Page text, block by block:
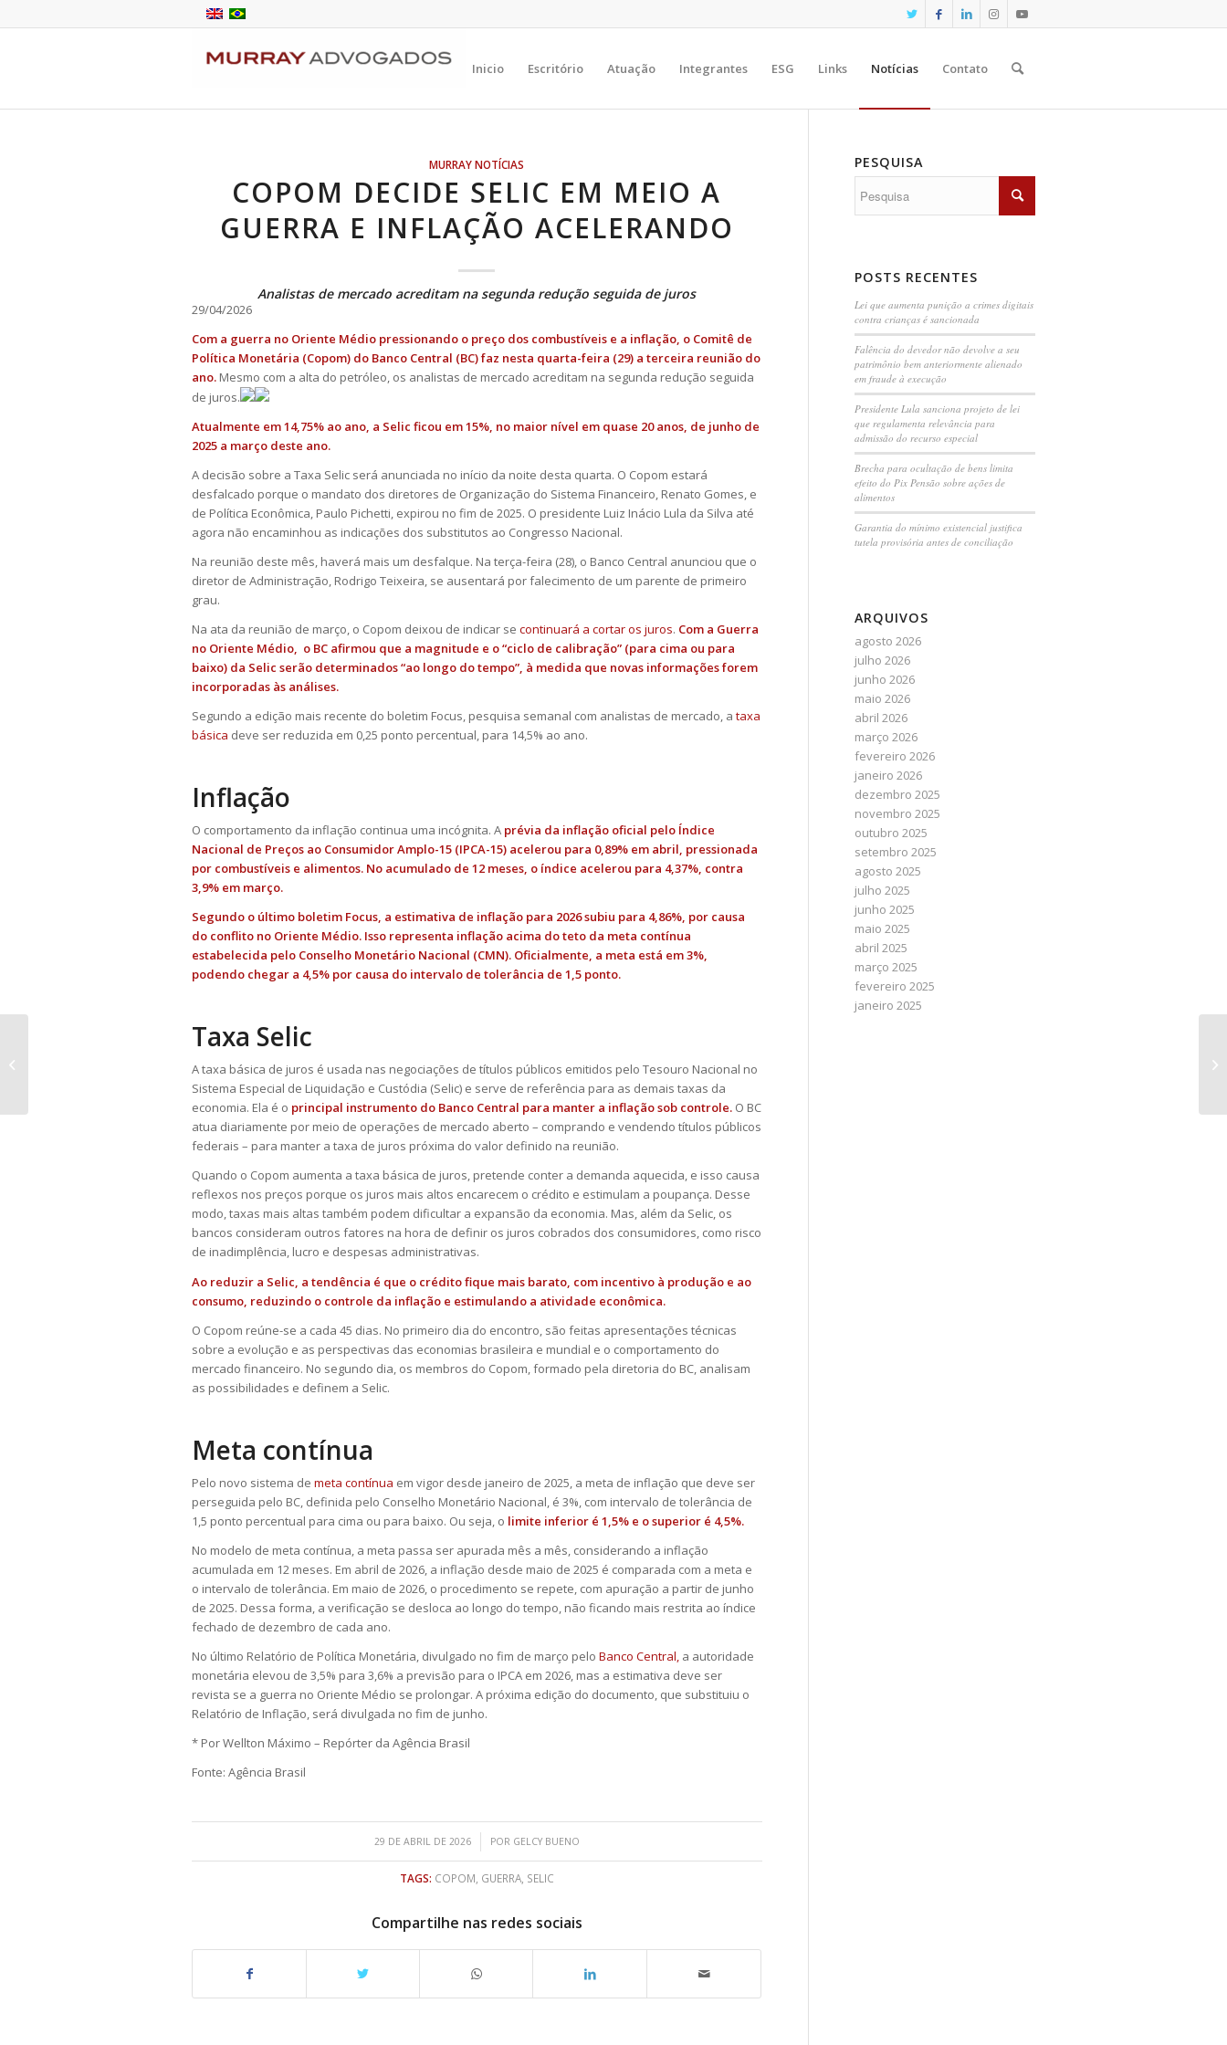
Inicio Escritório Atuação Integrantes ESG Links Notícias Contato
MURRAY NOTÍCIAS
COPOM DECIDE SELIC EM MEIO A
GUERRA E INFLAÇÃO ACELERANDO
Analistas de mercado acreditam na segunda redução seguida de juros
29/04/2026
Com a guerra no Oriente Médio pressionando o preço dos combustíveis e a inflação, o Comitê de
Política Monetária (Copom) do Banco Central (BC) faz nesta quarta-feira (29) a terceira reunião do
ano. Mesmo com a alta do petróleo, os analistas de mercado acreditam na segunda redução seguida
de juros.
Atualmente em 14,75% ao ano, a Selic ficou em 15%, no maior nível em quase 20 anos, de junho de
2025 a março deste ano.
A decisão sobre a Taxa Selic será anunciada no início da noite desta quarta. O Copom estará
desfalcado porque o mandato dos diretores de Organização do Sistema Financeiro, Renato Gomes, e
de Política Econômica, Paulo Pichetti, expirou no fim de 2025. O presidente Luiz Inácio Lula da Silva até
agora não encaminhou as indicações dos substitutos ao Congresso Nacional.
Na reunião deste mês, haverá mais um desfalque. Na terça-feira (28), o Banco Central anunciou que o
diretor de Administração, Rodrigo Teixeira, se ausentará por falecimento de um parente de primeiro
grau.
Na ata da reunião de março, o Copom deixou de indicar se continuará a cortar os juros. Com a Guerra
no Oriente Médio, o BC afirmou que a magnitude e o “ciclo de calibração” (para cima ou para
baixo) da Selic serão determinados “ao longo do tempo”, à medida que novas informações forem
incorporadas às análises.
Segundo a edição mais recente do boletim Focus, pesquisa semanal com analistas de mercado, a taxa
básica deve ser reduzida em 0,25 ponto percentual, para 14,5% ao ano.
Inflação
O comportamento da inflação continua uma incógnita. A prévia da inflação oficial pelo Índice
Nacional de Preços ao Consumidor Amplo-15 (IPCA-15) acelerou para 0,89% em abril, pressionada
por combustíveis e alimentos. No acumulado de 12 meses, o índice acelerou para 4,37%, contra
3,9% em março.
Segundo o último boletim Focus, a estimativa de inflação para 2026 subiu para 4,86%, por causa
do conflito no Oriente Médio. Isso representa inflação acima do teto da meta contínua
estabelecida pelo Conselho Monetário Nacional (CMN). Oficialmente, a meta está em 3%,
podendo chegar a 4,5% por causa do intervalo de tolerância de 1,5 ponto.
Taxa Selic
A taxa básica de juros é usada nas negociações de títulos públicos emitidos pelo Tesouro Nacional no
Sistema Especial de Liquidação e Custódia (Selic) e serve de referência para as demais taxas da
economia. Ela é o principal instrumento do Banco Central para manter a inflação sob controle. O BC
atua diariamente por meio de operações de mercado aberto – comprando e vendendo títulos públicos
federais – para manter a taxa de juros próxima do valor definido na reunião.
Quando o Copom aumenta a taxa básica de juros, pretende conter a demanda aquecida, e isso causa
reflexos nos preços porque os juros mais altos encarecem o crédito e estimulam a poupança. Desse
modo, taxas mais altas também podem dificultar a expansão da economia. Mas, além da Selic, os
bancos consideram outros fatores na hora de definir os juros cobrados dos consumidores, como risco
de inadimplência, lucro e despesas administrativas.
Ao reduzir a Selic, a tendência é que o crédito fique mais barato, com incentivo à produção e ao
consumo, reduzindo o controle da inflação e estimulando a atividade econômica.
O Copom reúne-se a cada 45 dias. No primeiro dia do encontro, são feitas apresentações técnicas
sobre a evolução e as perspectivas das economias brasileira e mundial e o comportamento do
mercado financeiro. No segundo dia, os membros do Copom, formado pela diretoria do BC, analisam
as possibilidades e definem a Selic.
Meta contínua
Pelo novo sistema de meta contínua em vigor desde janeiro de 2025, a meta de inflação que deve ser
perseguida pelo BC, definida pelo Conselho Monetário Nacional, é 3%, com intervalo de tolerância de
1,5 ponto percentual para cima ou para baixo. Ou seja, o limite inferior é 1,5% e o superior é 4,5%.
No modelo de meta contínua, a meta passa ser apurada mês a mês, considerando a inflação
acumulada em 12 meses. Em abril de 2026, a inflação desde maio de 2025 é comparada com a meta e
o intervalo de tolerância. Em maio de 2026, o procedimento se repete, com apuração a partir de junho
de 2025. Dessa forma, a verificação se desloca ao longo do tempo, não ficando mais restrita ao índice
fechado de dezembro de cada ano.
No último Relatório de Política Monetária, divulgado no fim de março pelo Banco Central, a autoridade
monetária elevou de 3,5% para 3,6% a previsão para o IPCA em 2026, mas a estimativa deve ser
revista se a guerra no Oriente Médio se prolongar. A próxima edição do documento, que substituiu o
Relatório de Inflação, será divulgada no fim de junho.
* Por Wellton Máximo – Repórter da Agência Brasil
Fonte: Agência Brasil
29 DE ABRIL DE 2026
/ POR GELCY BUENO
TAGS: COPOM GUERRA, SELIC
Compartilhe nas redes sociais
PESQUISA
POSTS RECENTES
Lei que aumenta punição a crimes digitais
contra crianças é sancionada
Falência do devedor não devolve a seu
patrimônio bem anteriormente alienado
em fraude à execução
Presidente Lula sanciona projeto de lei
que regulamenta relevância para
admissão do recurso especial
Brecha para ocultação de bens limita
efeito do Pix Pensão sobre ações de
alimentos
Garantia do mínimo existencial justifica
tutela provisória antes de conciliação
ARQUIVOS
agosto 2026
julho 2026
junho 2026
maio 2026
abril 2026
março 2026
fevereiro 2026
janeiro 2026
dezembro 2025
novembro 2025
outubro 2025
setembro 2025
agosto 2025
julho 2025
junho 2025
maio 2025
abril 2025
março 2025
fevereiro 2025
janeiro 2025
Governo estuda exportar sobras
de energia hidrelétrica à Argentina